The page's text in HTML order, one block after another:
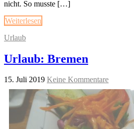
nicht. So musste […]
Weiterlesen
Urlaub
Urlaub: Bremen
15. Juli 2019 Keine Kommentare